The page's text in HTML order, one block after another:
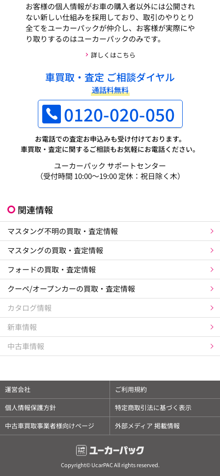
お客様の個人情報がお車の購入者以外には公開され
ない新しい仕組みを採用しており、取引のやりとり
全てをユーカーパックが仲介し、お客様が実際にや
り取りするのはユーカーパックのみです。
詳しくはこちら
車買取・査定 ご相談ダイヤル
通話料無料
0120-020-050
お電話での査定お申込みも受け付けております。
車買取・査定に関するご相談もお気軽にお電話ください。
ユーカーパック サポートセンター
（受付時間 10:00～19:00 定休：祝日除く木）
関連情報
マスタング不明の買取・査定情報
マスタングの買取・査定情報
フォードの買取・査定情報
クーペ/オープンカーの買取・査定情報
カタログ情報
新車情報
中古車情報
運営会社
ご利用規約
個人情報保護方針
特定商取引法に基づく表示
中古車買取事業者様向けページ
外部メディア 掲載情報
Copyright© UcarPAC All rights reserved.